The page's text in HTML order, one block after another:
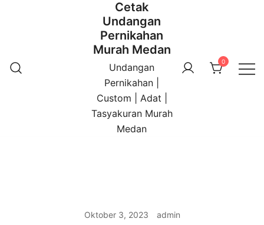
Cetak
Undangan
Pernikahan
Murah Medan
Undangan
Pernikahan |
Custom | Adat |
Tasyakuran Murah
Medan
0
Oktober 3, 2023 admin